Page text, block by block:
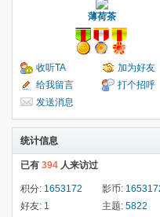
薄荷茶
收听TA
加为好友
给我留言
打个招呼
发送消息
统计信息
已有 394 人来访过
积分: 1653172 影币:
好友: 1 主题: 5822